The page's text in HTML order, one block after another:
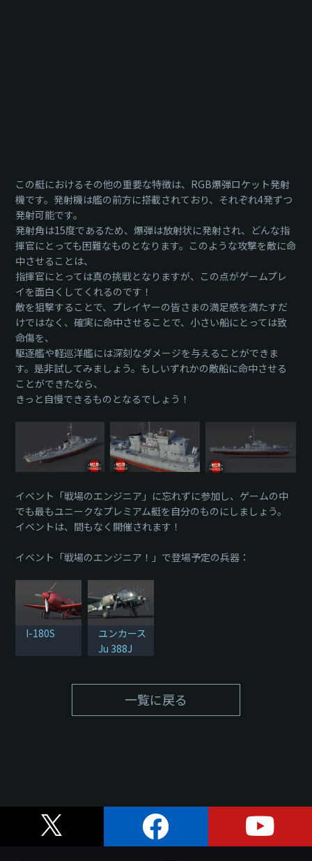
この艇におけるその他の重要な特徴は、RGB爆弾ロケット発射
機です。発射機は艦の前方に搭載されており、それぞれ4発ずつ
発射可能です。
発射角は15度であるため、爆弾は放射状に発射され、どんな指
揮官にとっても困難なものとなります。このような攻撃を敵に命
中させることは、
指揮官にとっては真の挑戦となりますが、この点がゲームプレ
イを面白くしてくれるのです！
敵を狙撃することで、プレイヤーの皆さまの満足感を満たすだ
けではなく、確実に命中させることで、小さい船にとっては致
命傷を、
駆逐艦や軽巡洋艦には深刻なダメージを与えることができま
す。是非試してみましょう。もしいずれかの敵船に命中させる
ことができたなら、
きっと自慢できるものとなるでしょう！
イベント「戦場のエンジニア」に忘れずに参加し、ゲームの中
でも最もユニークなプレミアム艇を自分のものにしましょう。
イベントは、間もなく開催されます！
イベント「戦場のエンジニア！」で登場予定の兵器：
I-180S
ユンカース
Ju 388J
一覧に戻る